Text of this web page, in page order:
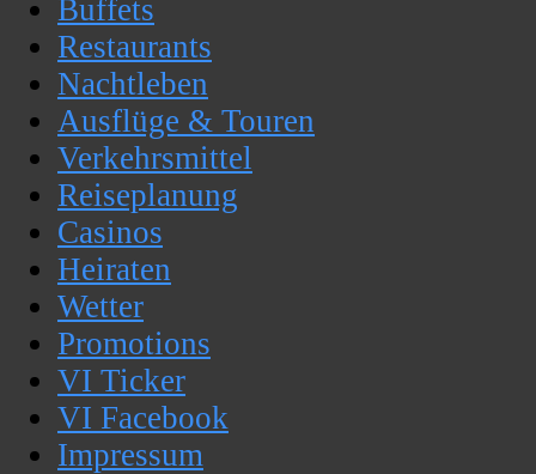
Buffets
Restaurants
Nachtleben
Ausflüge & Touren
Verkehrsmittel
Reiseplanung
Casinos
Heiraten
Wetter
Promotions
VI Ticker
VI Facebook
Impressum